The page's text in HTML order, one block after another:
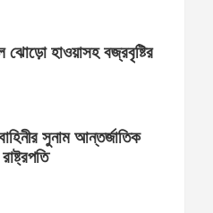
ঝোড়ো হাওয়াসহ বজ্রবৃষ্টির
সুনাম আন্তর্জাতিক